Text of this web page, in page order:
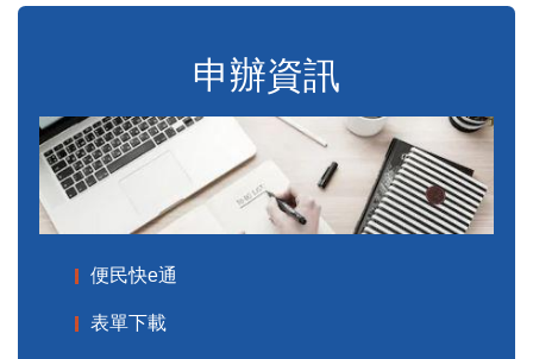
申辦資訊
便民快e通
表單下載